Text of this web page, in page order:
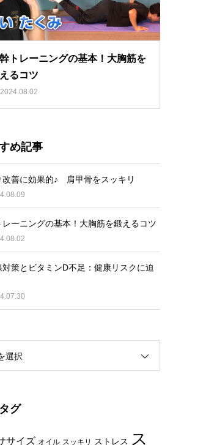
トレーニングの基本！大胸筋を
るコツ
2024.08.02
め記事
改善に効果的♪ 肩甲骨をスッキリ
レーニングの基本！大胸筋を鍛えるコツ
対策とビタミンD不足：健康リスクに迫
選択
グ
サイズ オイル スッキリ ストレス
ス